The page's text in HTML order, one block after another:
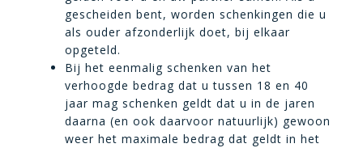
gescheiden bent, worden schenkingen die u
als ouder afzonderlijk doet, bij elkaar
opgeteld.
Bij het eenmalig schenken van het
verhoogde bedrag dat u tussen 18 en 40
jaar mag schenken geldt dat u in de jaren
daarna (en ook daarvoor natuurlijk) gewoon
weer het maximale bedrag dat geldt in het